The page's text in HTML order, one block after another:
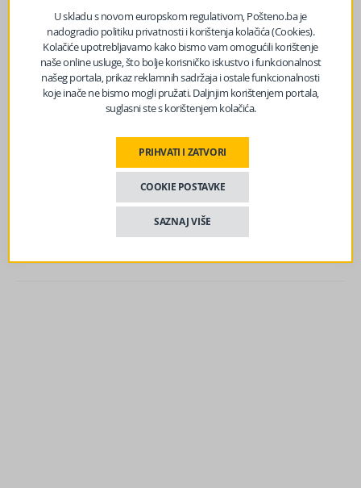
pokazujući i košaru punu hrvatskih proizvoda – od keksa
do vina. Na kraju je zaključio: “To je neka zloća ili ne znam
@kiki_cristian_87
♬ Smooth Strut (Syn) – Ah2
U skladu s novom europskom regulativom, Pošteno.ba je
nadogradio politiku privatnosti i korištenja kolačića (Cookies).
Kolačiće upotrebljavamo kako bismo vam omogućili korištenje
naše online usluge, što bolje korisničko iskustvo i funkcionalnost
našeg portala, prikaz reklamnih sadržaja i ostale funkcionalnosti
koje inače ne bismo mogli pružati. Daljnjim korištenjem portala,
suglasni ste s korištenjem kolačića.
PRIHVATI I ZATVORI
COOKIE POSTAVKE
SAZNAJ VIŠE